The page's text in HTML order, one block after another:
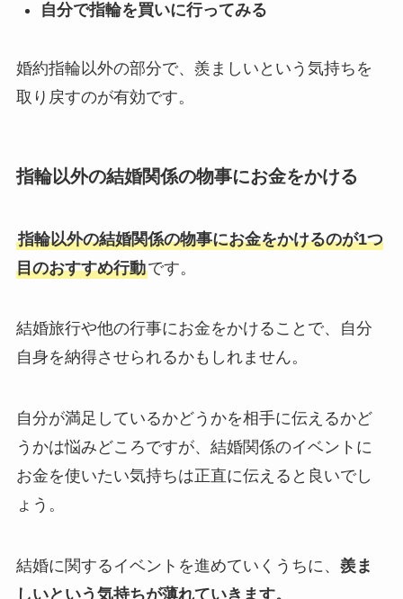
自分で指輪を買いに行ってみる
婚約指輪以外の部分で、羨ましいという気持ちを
取り戻すのが有効です。
指輪以外の結婚関係の物事にお金をかける
指輪以外の結婚関係の物事にお金をかけるのが1つ
目のおすすめ行動です。
結婚旅行や他の行事にお金をかけることで、自分
自身を納得させられるかもしれません。
自分が満足しているかどうかを相手に伝えるかど
うかは悩みどころですが、結婚関係のイベントに
お金を使いたい気持ちは正直に伝えると良いでし
ょう。
結婚に関するイベントを進めていくうちに、 羨ま
しいという気持ちが薄れていきます。